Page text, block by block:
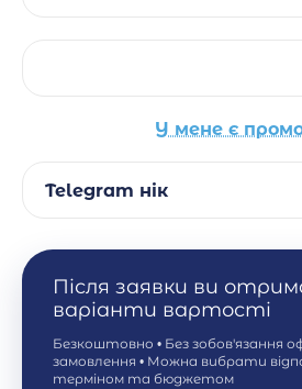
У мене є
Telegram нік
Після заявки ви
варіанти вартості
Безкоштовно • Без зобов'язання
замовлення • Можна вибрати
терміном та бюджетом